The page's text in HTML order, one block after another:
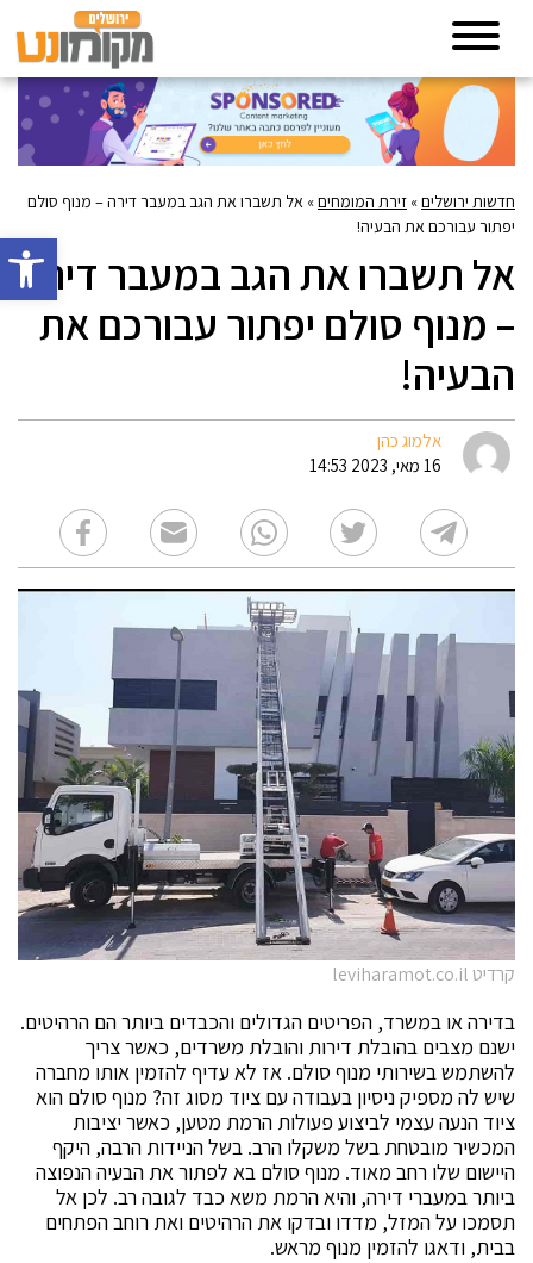
פתח
חדשות ירושלים» זירת המומחים» אל תשברו את הגב במעבר דירה – מנוף סולם
יפתור עבורכם את הבעיה!
אל תשברו את הגב במעבר דירה
– מנוף סולם יפתור עבורכם את
הבעיה!
אלמוג כהן
16 מאי, 2023 14:53
קרדיט leviharamot.co.il
בדירה או במשרד, הפריטים הגדולים והכבדים ביותר הם הרהיטים.
ישנם מצבים בהובלת דירות והובלת משרדים, כאשר צריך
להשתמש בשירותי מנוף סולם. אז לא עדיף להזמין אותו מחברה
שיש לה מספיק ניסיון בעבודה עם ציוד מסוג זה? מנוף סולם הוא
ציוד הנעה עצמי לביצוע פעולות הרמת מטען, כאשר יציבות
המכשיר מובטחת בשל משקלו הרב. בשל הניידות הרבה, היקף
היישום שלו רחב מאוד. מנוף סולם בא לפתור את הבעיה הנפוצה
ביותר במעברי דירה, והיא הרמת משא כבד לגובה רב. לכן אל
תסמכו על המזל, מדדו ובדקו את הרהיטים ואת רוחב הפתחים
בבית, ודאגו להזמין מנוף מראש.